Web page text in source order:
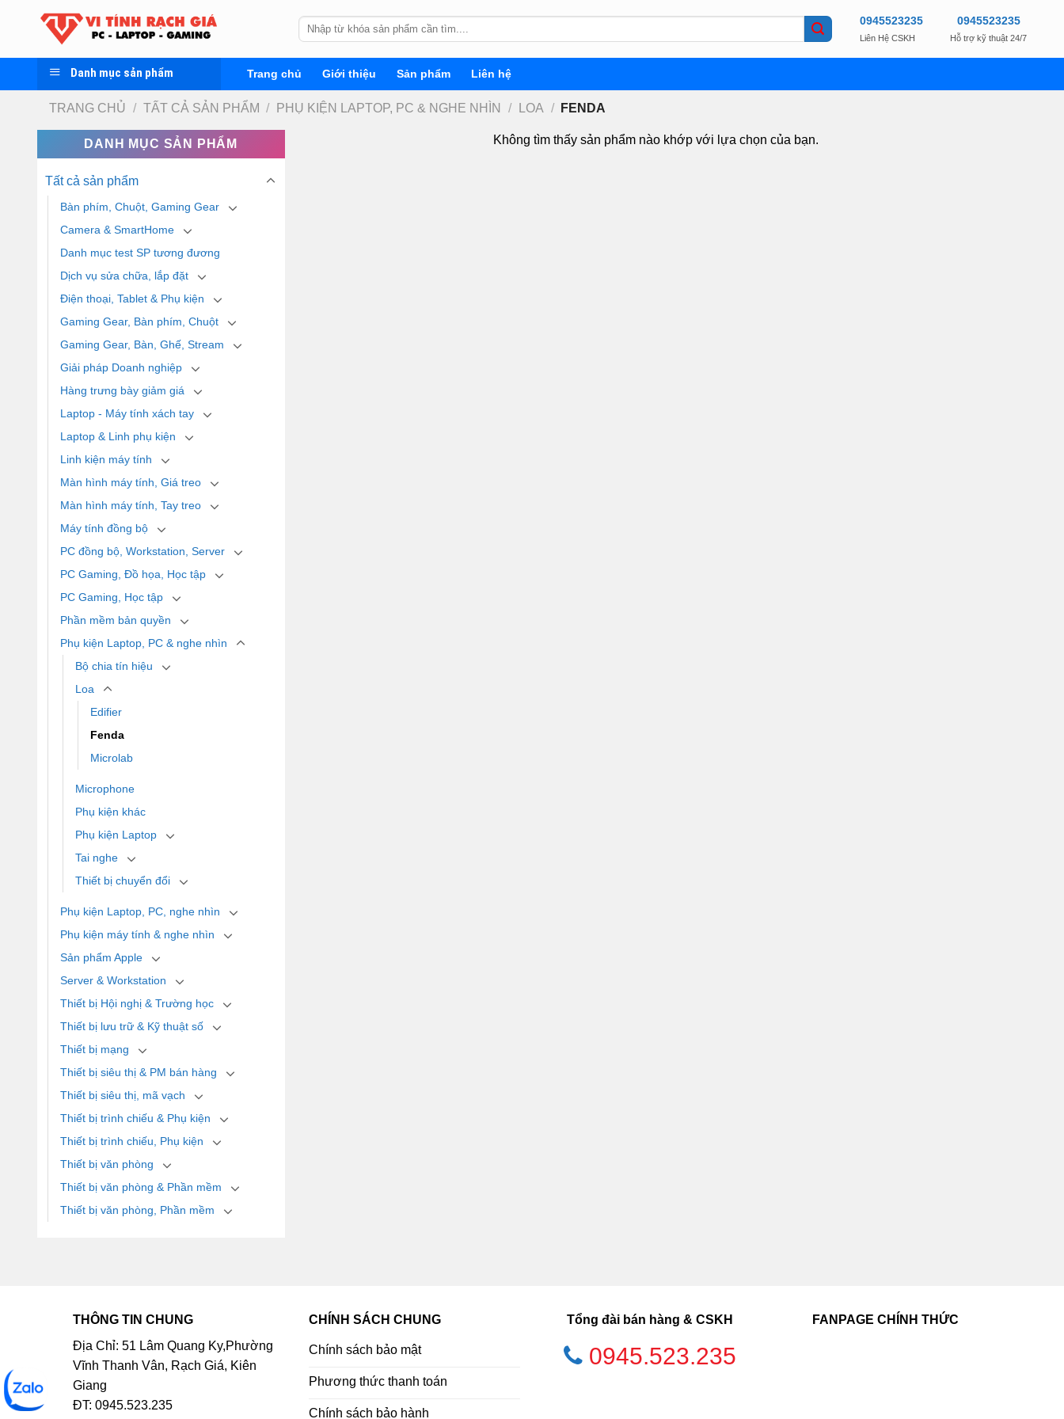
Tìm
kiếm:
0945523235
Liên Hệ CSKH
0945523235
Hỗ trợ kỹ thuật 24/7
Danh mục sản phẩm Trang chủ Giới thiệu Sản phẩm Liên hệ
TRANG CHỦ / TẤT CẢ SẢN PHẨM / PHỤ KIỆN LAPTOP, PC & NGHE NHÌN / LOA / FENDA
DANH MỤC SẢN PHẨM
Tất cả sản phẩm
Bàn phím, Chuột, Gaming Gear
Camera & SmartHome
Danh mục test SP tương đương
Dịch vụ sửa chữa, lắp đặt
Điện thoại, Tablet & Phụ kiện
Gaming Gear, Bàn phím, Chuột
Gaming Gear, Bàn, Ghế, Stream
Giải pháp Doanh nghiệp
Hàng trưng bày giảm giá
Laptop - Máy tính xách tay
Laptop & Linh phụ kiện
Linh kiện máy tính
Màn hình máy tính, Giá treo
Màn hình máy tính, Tay treo
Máy tính đồng bộ
PC đồng bộ, Workstation, Server
PC Gaming, Đồ họa, Học tập
PC Gaming, Học tập
Phần mềm bản quyền
Phụ kiện Laptop, PC & nghe nhìn
Bộ chia tín hiệu
Loa
Edifier
Fenda
Microlab
Microphone
Phụ kiện khác
Phụ kiện Laptop
Tai nghe
Thiết bị chuyển đổi
Phụ kiện Laptop, PC, nghe nhìn
Phụ kiện máy tính & nghe nhìn
Sản phẩm Apple
Server & Workstation
Thiết bị Hội nghị & Trường học
Thiết bị lưu trữ & Kỹ thuật số
Thiết bị mạng
Thiết bị siêu thị & PM bán hàng
Thiết bị siêu thị, mã vạch
Thiết bị trình chiếu & Phụ kiện
Thiết bị trình chiếu, Phụ kiện
Thiết bị văn phòng
Thiết bị văn phòng & Phần mềm
Thiết bị văn phòng, Phần mềm
Không tìm thấy sản phẩm nào khớp với lựa chọn của bạn.
THÔNG TIN CHUNG
Địa Chỉ: 51 Lâm Quang Ky,Phường
Vĩnh Thanh Vân, Rạch Giá, Kiên
Giang
ĐT: 0945.523.235
CHÍNH SÁCH CHUNG
Chính sách bảo mật
Phương thức thanh toán
Chính sách bảo hành
Tổng đài bán hàng & CSKH
0945.523.235
FANPAGE CHÍNH THỨC